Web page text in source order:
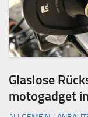
Glaslose
motogadget